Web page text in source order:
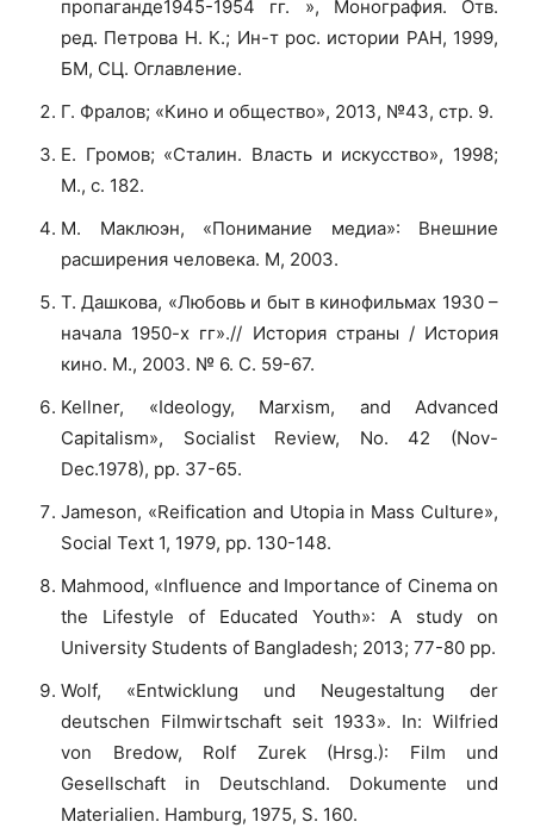
пропаганде1945-1954 гг. », Монография. Отв.
ред. Петрова Н. К.; Ин-т рос. истории РАН, 1999,
БМ, СЦ. Оглавление.
Г. Фралов; «Кино и общество», 2013, №43, стр. 9.
Е. Громов; «Сталин. Власть и искусство», 1998;
М., с. 182.
М. Маклюэн, «Понимание медиа»: Внешние
расширения человека. М, 2003.
Т. Дашкова, «Любовь и быт в кинофильмах 1930 –
начала 1950-х гг».// История страны / История
кино. М., 2003. № 6. С. 59-67.
Kellner, «Ideology, Marxism, and Advanced
Capitalism», Socialist Review, No. 42 (Nov-
Dec.1978), pp. 37-65.
Jameson, «Reification and Utopia in Mass Culture»,
Social Text 1, 1979, pp. 130-148.
Mahmood, «Influence and Importance of Cinema on
the Lifestyle of Educated Youth»: A study on
University Students of Bangladesh; 2013; 77-80 pp.
Wolf, «Entwicklung und Neugestaltung der
deutschen Filmwirtschaft seit 1933». In: Wilfried
von Bredow, Rolf Zurek (Hrsg.): Film und
Gesellschaft in Deutschland. Dokumente und
Materialien. Hamburg, 1975, S. 160.